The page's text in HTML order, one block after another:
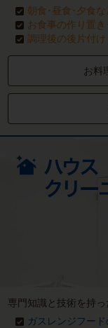
朝食･昼食･夕食
お食事の作り置
調理後の後片付け
お料
専門知識と技術を持
ガスレンジフー